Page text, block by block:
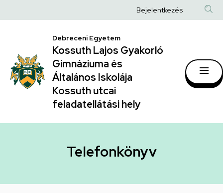
|
Kossuth
Lajos
Gyakorló
Gimnáziuma
Általános
a
Anonim
fiók
Bejelentkezés
Debreceni Egyetem
Kossuth Lajos Gyakorló
Gimnáziuma és
Általános Iskolája
Kossuth utcai
feladatellátási hely
Telefonkönyv